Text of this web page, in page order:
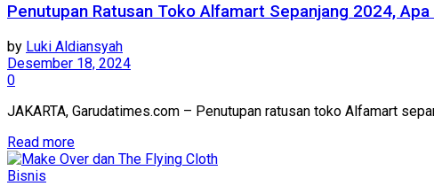
Penutupan Ratusan Toko Alfamart Sepanjang 2024,
by Luki Aldiansyah
Desember 18, 2024
0
JAKARTA, Garudatimes.com – Penutupan ratusan toko Alfamart
Read more
Bisnis